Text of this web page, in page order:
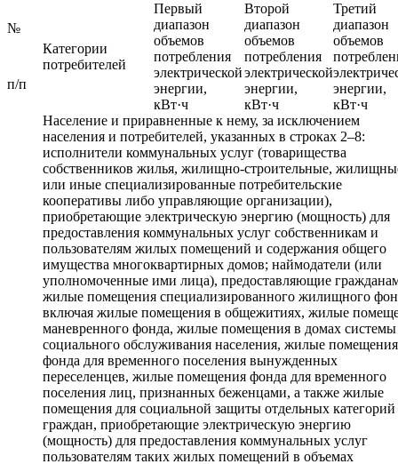
№
Категории
потребителей
Первый
диапазон
объемов
потребления
электрической
энергии,
кВт·ч
Второй
диапазон
объемов
потребления
электрической
энергии,
кВт·ч
Третий
диапазон
объемов
энергии,
кВт·ч
п/п
Население и приравненные к нему, за исключением
населения и потребителей, указанных в строках 2–8:
исполнители коммунальных услуг (товарищества
собственников жилья, жилищно-строительные,
или иные специализированные потребительские
кооперативы либо управляющие организации),
приобретающие электрическую энергию (мощность) для
предоставления коммунальных услуг собственникам и
пользователям жилых помещений и содержания общего
имущества многоквартирных домов; наймодатели (или
уполномоченные ими лица), предоставляющие
жилые помещения специализированного жилищного
включая жилые помещения в общежитиях, жилые
маневренного фонда, жилые помещения в домах системы
социального обслуживания населения, жилые помещения
фонда для временного поселения вынужденных
переселенцев, жилые помещения фонда для временного
поселения лиц, признанных беженцами, а также жилые
помещения для социальной защиты отдельных категорий
граждан, приобретающие электрическую энергию
(мощность) для предоставления коммунальных услуг
пользователям таких жилых помещений в объемах